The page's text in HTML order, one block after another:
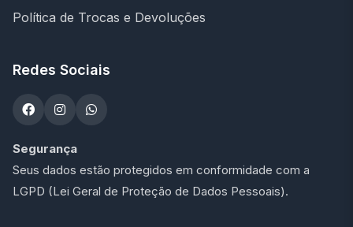
Política de Trocas e Devoluções
Redes Sociais
Segurança
Seus dados estão protegidos em conformidade com a
LGPD (Lei Geral de Proteção de Dados Pessoais).